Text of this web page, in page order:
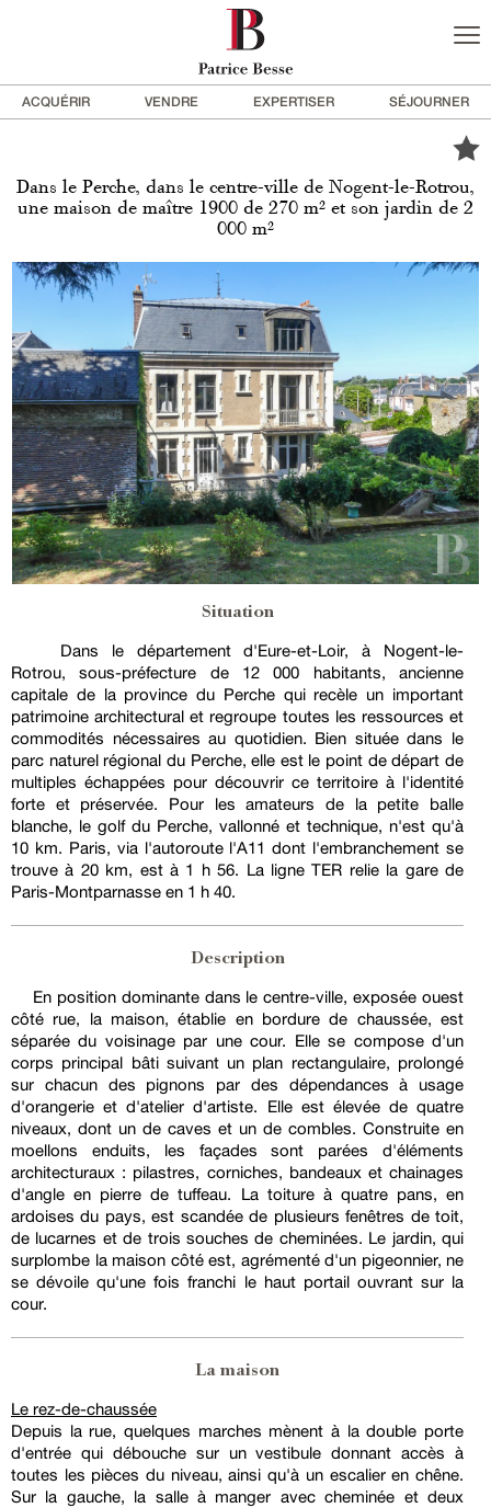
ACQUÉRIR VENDRE EXPERTISER SÉJOURNER
Dans le Perche, dans le centre-ville de Nogent-le-Rotrou,
une maison de maître 1900 de 270 m² et son jardin de 2
000 m²
Situation
Dans le département d'Eure-et-Loir, à Nogent-le-
Rotrou, sous-préfecture de 12 000 habitants, ancienne
capitale de la province du Perche qui recèle un important
patrimoine architectural et regroupe toutes les ressources et
commodités nécessaires au quotidien. Bien située dans le
parc naturel régional du Perche, elle est le point de départ de
multiples échappées pour découvrir ce territoire à l'identité
forte et préservée. Pour les amateurs de la petite balle
blanche, le golf du Perche, vallonné et technique, n'est qu'à
10 km. Paris, via l'autoroute l'A11 dont l'embranchement se
trouve à 20 km, est à 1 h 56. La ligne TER relie la gare de
Paris-Montparnasse en 1 h 40.
Description
En position dominante dans le centre-ville, exposée ouest
côté rue, la maison, établie en bordure de chaussée, est
séparée du voisinage par une cour. Elle se compose d'un
corps principal bâti suivant un plan rectangulaire, prolongé
sur chacun des pignons par des dépendances à usage
d'orangerie et d'atelier d'artiste. Elle est élevée de quatre
niveaux, dont un de caves et un de combles. Construite en
moellons enduits, les façades sont parées d'éléments
architecturaux : pilastres, corniches, bandeaux et chainages
d'angle en pierre de tuffeau. La toiture à quatre pans, en
ardoises du pays, est scandée de plusieurs fenêtres de toit,
de lucarnes et de trois souches de cheminées. Le jardin, qui
surplombe la maison côté est, agrémenté d'un pigeonnier, ne
se dévoile qu'une fois franchi le haut portail ouvrant sur la
cour.
La maison
Le rez-de-chaussée
Depuis la rue, quelques marches mènent à la double porte
d'entrée qui débouche sur un vestibule donnant accès à
toutes les pièces du niveau, ainsi qu'à un escalier en chêne.
Sur la gauche, la salle à manger avec cheminée et deux